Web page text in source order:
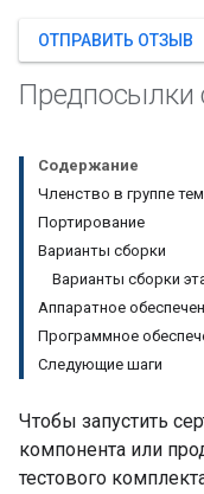
ОТПРАВИТЬ ОТЗЫВ
Предпосылки
Содержание
Членство в группе тем
Портирование
Варианты сборки
Варианты сборки
Аппаратное
Программное
Следующие шаги
Чтобы запустить
компонента или
тестового